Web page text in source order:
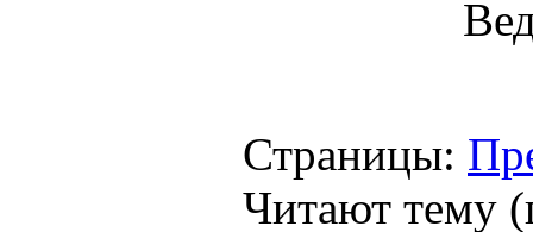
Страницы:
Читают тему